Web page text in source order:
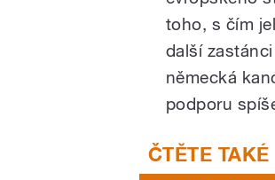
toho, s čím
další
německá
podporu